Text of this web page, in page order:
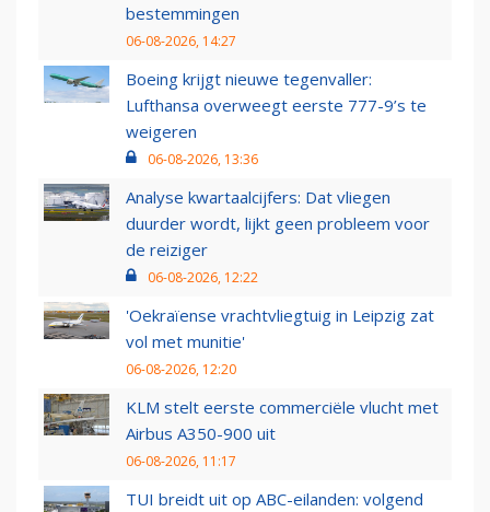
bestemmingen
06-08-2026, 14:27
Boeing krijgt nieuwe tegenvaller:
Lufthansa overweegt eerste 777-9’s te
weigeren
06-08-2026, 13:36
Analyse kwartaalcijfers: Dat vliegen
duurder wordt, lijkt geen probleem voor
de reiziger
06-08-2026, 12:22
'Oekraïense vrachtvliegtuig in Leipzig zat
vol met munitie'
06-08-2026, 12:20
KLM stelt eerste commerciële vlucht met
Airbus A350-900 uit
06-08-2026, 11:17
TUI breidt uit op ABC-eilanden: volgend